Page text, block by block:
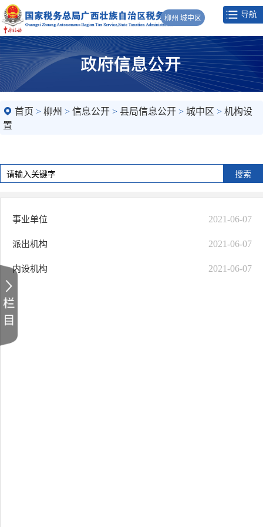
柳州 城中区 导航
首页 > 柳州 > 信息公开 > 县局信息公开 > 城中区 > 机构设
置
事业单位 2021-06-07
派出机构 2021-06-07
内设机构 2021-06-07